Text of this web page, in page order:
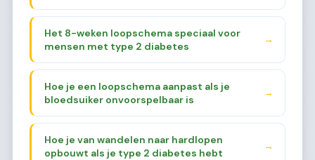
Het 8-weken loopschema speciaal voor
mensen met type 2 diabetes
→
Hoe je een loopschema aanpast als je
bloedsuiker onvoorspelbaar is
→
Hoe je van wandelen naar hardlopen
opbouwt als je type 2 diabetes hebt
→